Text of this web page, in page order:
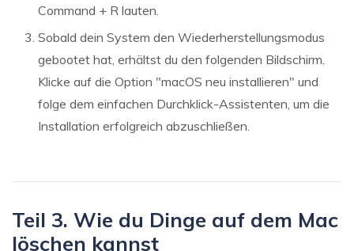
Command + R lauten.
Sobald dein System den Wiederherstellungsmodus
gebootet hat, erhältst du den folgenden Bildschirm.
Klicke auf die Option "macOS neu installieren" und
folge dem einfachen Durchklick-Assistenten, um die
Installation erfolgreich abzuschließen.
Teil 3. Wie du Dinge auf dem Mac
löschen kannst